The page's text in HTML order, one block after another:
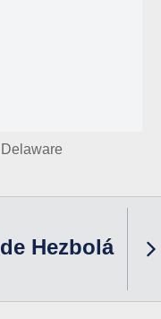
Hezbolá